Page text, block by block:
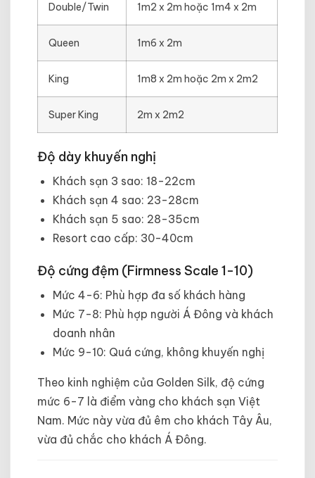
Double/Twin 1m2 x 2m hoặc 1m4 x 2m
Queen 1m6 x 2m
King 1m8 x 2m hoặc 2m x 2m2
Super King 2m x 2m2
Độ dày khuyến nghị
Khách sạn 3 sao: 18-22cm
Khách sạn 4 sao: 23-28cm
Khách sạn 5 sao: 28-35cm
Resort cao cấp: 30-40cm
Độ cứng đệm (Firmness Scale 1-10)
Mức 4-6: Phù hợp đa số khách hàng
Mức 7-8: Phù hợp người Á Đông và khách
doanh nhân
Mức 9-10: Quá cứng, không khuyến nghị
Theo kinh nghiệm của Golden Silk, độ cứng
mức 6-7 là điểm vàng cho khách sạn Việt
Nam. Mức này vừa đủ êm cho khách Tây Âu,
vừa đủ chắc cho khách Á Đông.